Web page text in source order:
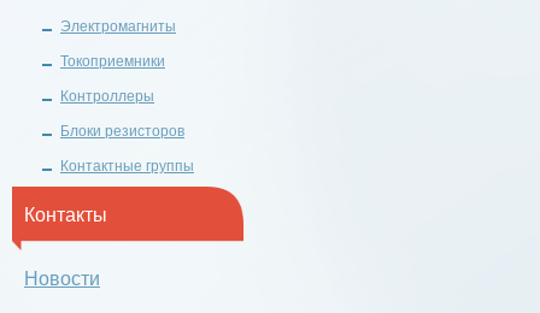
Электромагниты
Токоприемники
Контроллеры
Блоки резисторов
Контактные группы
Контакты
Новости